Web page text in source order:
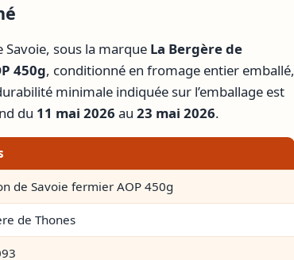
sous la marque La Bergère de
450g, conditionné en fromage entier emballé,
minimale indiquée sur l’emballage est
du 11 mai 2026 au 23 mai 2026.
de Savoie fermier AOP 450g
de Thones